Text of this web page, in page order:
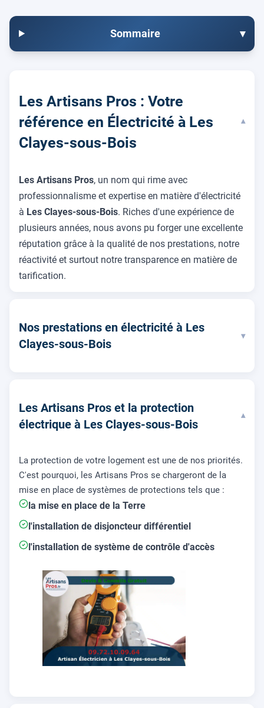
Sommaire ▾
Les Artisans Pros : Votre
référence en Électricité à Les
Clayes-sous-Bois
▾
Les Artisans Pros, un nom qui rime avec
professionnalisme et expertise en matière d'électricité
à Les Clayes-sous-Bois. Riches d'une expérience de
plusieurs années, nous avons pu forger une excellente
réputation grâce à la qualité de nos prestations, notre
réactivité et surtout notre transparence en matière de
tarification.
Nos prestations en électricité à Les
Clayes-sous-Bois
▾
Les Artisans Pros et la protection
électrique à Les Clayes-sous-Bois
▾
La protection de votre logement est une de nos priorités.
C'est pourquoi, les Artisans Pros se chargeront de la
mise en place de systèmes de protections tels que :
la mise en place de la Terre
l'installation de disjoncteur différentiel
l'installation de système de contrôle d'accès